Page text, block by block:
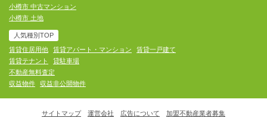
小樽市 中古マンション
小樽市 土地
人気種別TOP
賃貸住居用他
賃貸アパート・マンション
賃貸一戸建て
賃貸テナント
貸駐車場
不動産無料査定
収益物件
収益非公開物件
サイトマップ 運営会社 広告について 加盟不動産業者募集